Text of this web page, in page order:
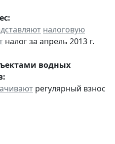
налоговую
налог за апрель 2013 г.
водных
регулярный взнос